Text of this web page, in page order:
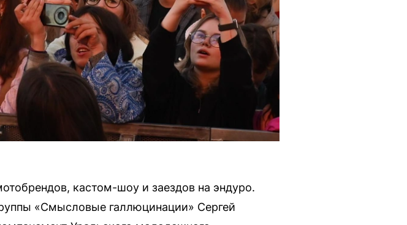
кастом-шоу и заездов на эндуро.
«Смысловые галлюцинации» Сергей